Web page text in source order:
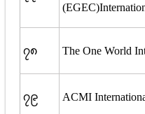
၇၈ The One World
၇၉ ACMI